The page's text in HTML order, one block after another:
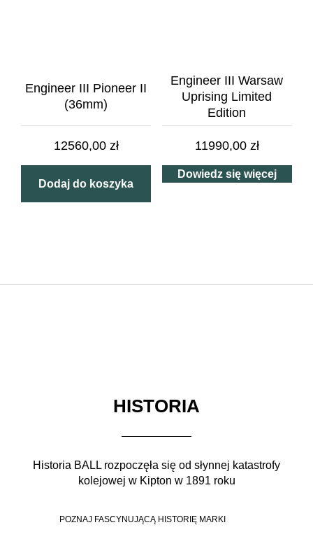
Engineer III Pioneer II
(36mm)
12560,00 zł
Dodaj do koszyka
Engineer III Warsaw
Uprising Limited
Edition
11990,00 zł
Dowiedz się więcej
HISTORIA
Historia BALL rozpoczęła się od słynnej katastrofy
kolejowej w Kipton w 1891 roku
POZNAJ FASCYNUJĄCĄ HISTORIĘ MARKI